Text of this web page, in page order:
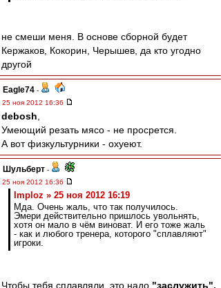
не смеши меня. В основе сборной будет
Кержаков, Кокорин, Черышев, да кто угодно
другой
Eagle74 -
25 ноя 2012 16:36
debosh
Умеющий резать мясо - не просрется.
А вот физкультурники - охуеют.
Шульберт -
25 ноя 2012 16:36
Imploz » 25 ноя 2012 16:19
Мда. Очень жаль, что так получилось.
Эмери действительно пришлось увольнять,
хотя он мало в чём виноват. И его тоже жаль
- как и любого тренера, которого "сплавляют"
игроки.
Чтобы тебя сплавляли, это надо "заслужить".